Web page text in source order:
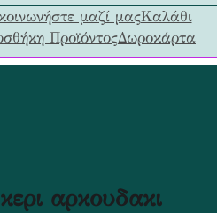
ή
τ
η
μαζί μαςΚαλάθι
ΠροϊόντοςΔωροκάρτα
αρκουδακι